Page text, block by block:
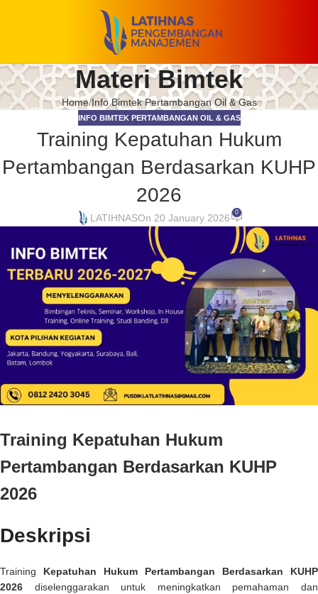
Materi Bimtek
Home Info Bimtek Pertambangan Oil & Gas
INFO BIMTEK PERTAMBANGAN OIL & GAS
Training Kepatuhan Hukum
Pertambangan Berdasarkan KUHP
2026
LATIHNASOn 20 January 2026 0
Training Kepatuhan Hukum
Pertambangan Berdasarkan KUHP
2026
Deskripsi
Training Kepatuhan Hukum Pertambangan Berdasarkan KUHP
2026 diselenggarakan untuk meningkatkan pemahaman dan